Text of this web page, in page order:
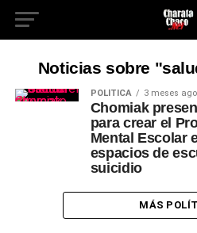
Noticias sobre
POLÍTICA 3 meses ago
Chomiak
para crear el
Mental Escolar
espacios de
suicidio
MÁS